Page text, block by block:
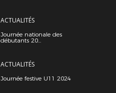
ACTUALITÉS
Journée nationale des
débutants 20...
ACTUALITÉS
Journée festive U11 2024